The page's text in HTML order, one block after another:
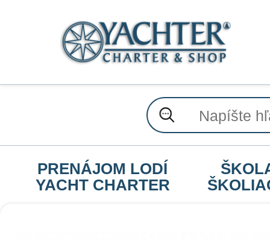
PRENÁJOM LODÍ
YACHT CHARTER